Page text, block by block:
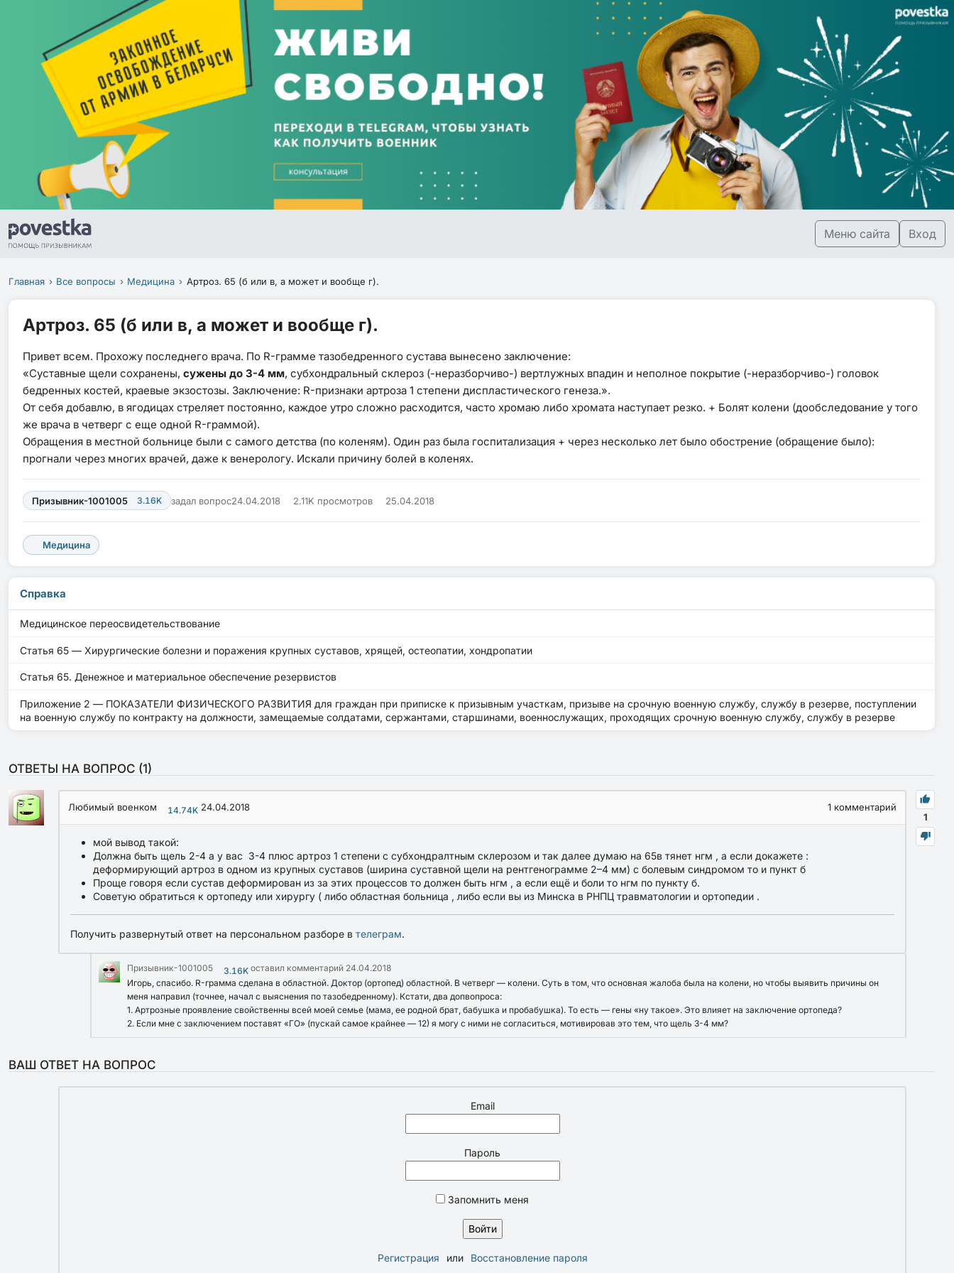
Меню сайта Вход
Главная Все вопросы Медицина Артроз. 65 (б или в, а может и вообще г).
Артроз. 65 (б или в, а может и вообще г).
Привет всем. Прохожу последнего врача. По R-грамме тазобедренного сустава вынесено заключение:
«Суставные щели сохранены, сужены до 3-4 мм, субхондральный склероз (-неразборчиво-) вертлужных впадин и неполное покрытие (-неразборчиво-) головок
бедренных костей, краевые экзостозы. Заключение: R-признаки артроза 1 степени диспластического генеза.».
От себя добавлю, в ягодицах стреляет постоянно, каждое утро сложно расходится, часто хромаю либо хромата наступает резко. + Болят колени (дообследование у того
же врача в четверг с еще одной R-граммой).
Обращения в местной больнице были с самого детства (по коленям). Один раз была госпитализация + через несколько лет было обострение (обращение было):
прогнали через многих врачей, даже к венерологу. Искали причину болей в коленях.
Призывник-1001005 3.16K задал вопрос24.04.2018 2.11K просмотров 25.04.2018
Медицина
Справка
Медицинское переосвидетельствование
Статья 65 — Хирургические болезни и поражения крупных суставов, хрящей, остеопатии, хондропатии
Статья 65. Денежное и материальное обеспечение резервистов
Приложение 2 — ПОКАЗАТЕЛИ ФИЗИЧЕСКОГО РАЗВИТИЯ для граждан при приписке к призывным участкам, призыве на срочную военную службу, службу в резерве, поступлении
на военную службу по контракту на должности, замещаемые солдатами, сержантами, старшинами, военнослужащих, проходящих срочную военную службу, службу в резерве
ОТВЕТЫ НА ВОПРОС (1)
1
Любимый военком 14.74K 24.04.2018 1 комментарий
мой вывод такой:
Должна быть щель 2-4 а у вас 3-4 плюс артроз 1 степени с субхондралтным склерозом и так далее думаю на 65в тянет нгм , а если докажете :
деформирующий артроз в одном из крупных суставов (ширина суставной щели на рентгенограмме 2–4 мм) с болевым синдромом то и пункт б
Проще говоря если сустав деформирован из за этих процессов то должен быть нгм , а если ещё и боли то нгм по пункту б.
Советую обратиться к ортопеду или хирургу ( либо областная больница , либо если вы из Минска в РНПЦ травматологии и ортопедии .
Получить развернутый ответ на персональном разборе в телеграм.
Призывник-1001005 3.16K оставил комментарий 24.04.2018
Игорь, спасибо. R-грамма сделана в областной. Доктор (ортопед) областной. В четверг — колени. Суть в том, что основная жалоба была на колени, но чтобы выявить причины он
меня направил (точнее, начал с выяснения по тазобедренному). Кстати, два допвопроса:
1. Артрозные проявление свойственны всей моей семье (мама, ее родной брат, бабушка и пробабушка). То есть — гены «ну такое». Это влияет на заключение ортопеда?
2. Если мне с заключением поставят «ГО» (пускай самое крайнее — 12) я могу с ними не согласиться, мотивировав это тем, что щель 3-4 мм?
ВАШ ОТВЕТ НА ВОПРОС
Email
Пароль
Запомнить меня
Регистрация или Восстановление пароля